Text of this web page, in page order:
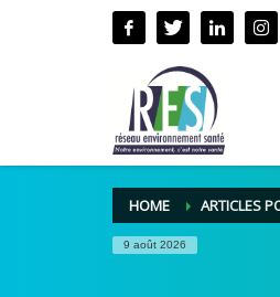
HOME ARTICLES
9 août 2026